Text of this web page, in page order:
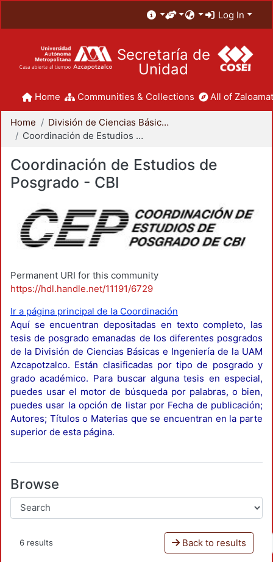
Log In
Secretaría de
Unidad
Home Communities & Collections All of
Home
División de Ciencias Básicas e Ingeniería
Coordinación de Estudios de Posgrado - CBI
Coordinación de Estudios de
Posgrado - CBI
Permanent URI for this community
https://hdl.handle.net/11191/6729
Ir a página principal de la Coordinación
Aquí se encuentran depositadas en texto completo, las
tesis de posgrado emanadas de los diferentes posgrados
de la División de Ciencias Básicas e Ingeniería de la UAM
Azcapotzalco. Están clasificadas por tipo de posgrado y
grado académico. Para buscar alguna tesis en especial,
puedes usar el motor de búsqueda por palabras, o bien,
puedes usar la opción de listar por Fecha de publicación;
Autores; Títulos o Materias que se encuentran en la parte
superior de esta página.
Browse
6 results Back to results